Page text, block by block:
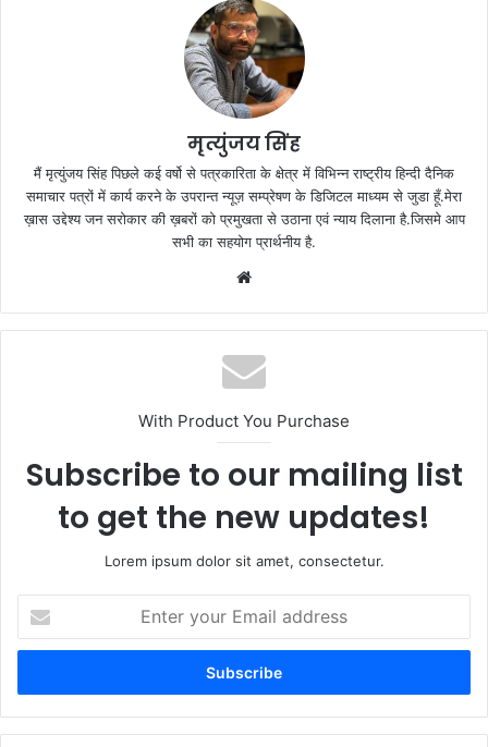
मृत्युंजय सिंह
मैं मृत्युंजय सिंह पिछले कई वर्षो से पत्रकारिता के क्षेत्र में विभिन्न राष्ट्रीय हिन्दी दैनिक
समाचार पत्रों में कार्य करने के उपरान्त न्यूज़ सम्प्रेषण के डिजिटल माध्यम से जुडा हूँ.मेरा
ख़ास उद्देश्य जन सरोकार की ख़बरों को प्रमुखता से उठाना एवं न्याय दिलाना है.जिसमे आप
सभी का सहयोग प्रार्थनीय है.
With Product You Purchase
Subscribe to our mailing list
to get the new updates!
Lorem ipsum dolor sit amet, consectetur.
your
Email